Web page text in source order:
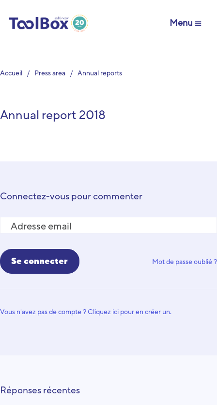
Menu
Accueil Press area Annual reports
Annual report 2018
Connectez-vous pour commenter
Adresse email
Mot de passe oublié ?
Vous n'avez pas de compte ? Cliquez ici pour en créer un.
Réponses récentes